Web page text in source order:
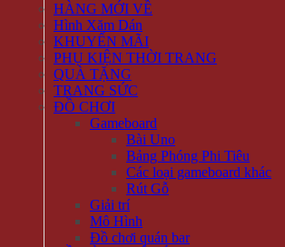
HÀNG MỚI VỀ
Hình Xăm Dán
KHUYẾN MÃI
PHỤ KIỆN THỜI TRANG
QUÀ TẶNG
TRANG SỨC
ĐỒ CHƠI
Gameboard
Bài Uno
Bảng Phóng Phi Tiêu
Các loại gameboard khác
Rút Gỗ
Giải trí
Mô Hình
Đồ chơi quán bar